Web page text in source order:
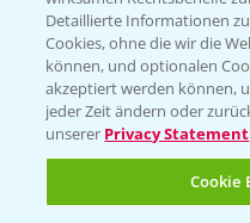
Detaillierte Informationen
Cookies, ohne die wir die
können, und optionalen
akzeptiert werden können,
jeder Zeit ändern oder
unserer Privacy Statement
Cookie